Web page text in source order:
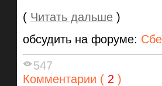
( Читать дальше )
обсудить на форуме:
547
Комментарии ( 2 )